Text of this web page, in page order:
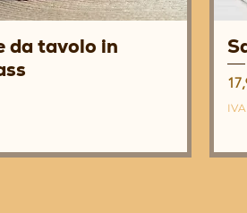
Vista rapida
da tavolo in